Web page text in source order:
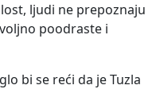
ljudi ne prepoznaju
poodraste i
bi se reći da je Tuzla